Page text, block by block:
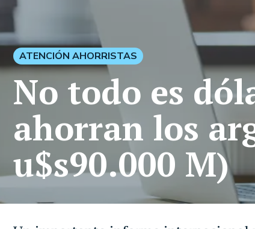
ATENCIÓN AHORRISTAS
No todo es
ahorran los
u$s90.000 M)